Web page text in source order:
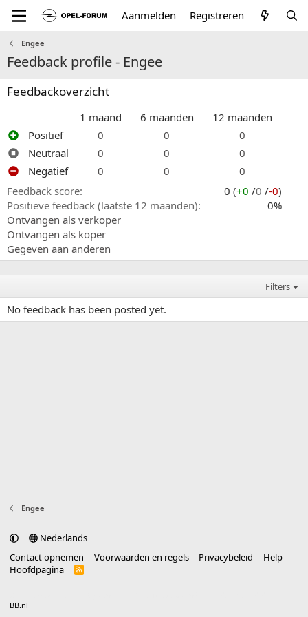
Aanmelden Registreren
Engee
Feedback profile - Engee
Feedbackoverzicht
1 maand 6 maanden
12 maanden
Positief
0 0
0
Neutraal
0 0
0
Negatief
0 0
0
Feedback score
0 (+0 /0 /-0)
Positieve feedback (laatste 12 maanden)
0%
Ontvangen als verkoper
Ontvangen als koper
Gegeven aan anderen
Filters
No feedback has been posted yet.
Engee
Nederlands
Contact opnemen
Voorwaarden en regels Privacybeleid
Help
Hoofdpagina
R
BB.nl